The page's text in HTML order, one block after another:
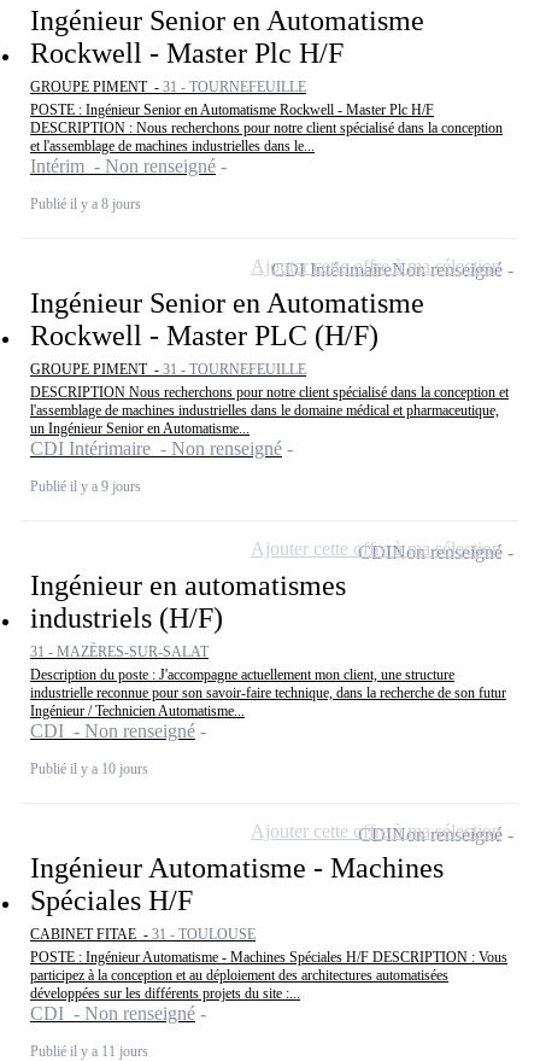
Ingénieur Senior en Automatisme
Rockwell - Master Plc H/F
GROUPE PIMENT - 31 - TOURNEFEUILLE
POSTE : Ingénieur Senior en Automatisme Rockwell - Master Plc H/F
DESCRIPTION : Nous recherchons pour notre client spécialisé dans la conception
et l'assemblage de machines industrielles dans le...
Intérim - Non renseigné
Publié il y a 8 jours
Ingénieur Senior en Automatisme
Rockwell - Master PLC (H/F)
GROUPE PIMENT - 31 - TOURNEFEUILLE
DESCRIPTION Nous recherchons pour notre client spécialisé dans la conception et
l'assemblage de machines industrielles dans le domaine médical et pharmaceutique,
un Ingénieur Senior en Automatisme...
CDI Intérimaire - Non renseigné
Publié il y a 9 jours
CDI IntérimaireNon renseigné
Ajouter cette offre à ma sélection
Ingénieur en automatismes
industriels (H/F)
31 - MAZÈRES-SUR-SALAT
Description du poste : J'accompagne actuellement mon client, une structure
industrielle reconnue pour son savoir-faire technique, dans la recherche de son futur
Ingénieur / Technicien Automatisme...
CDI - Non renseigné
Publié il y a 10 jours
CDINon renseigné
Ajouter cette offre à ma sélection
Ingénieur Automatisme - Machines
Spéciales H/F
CABINET FITAE - 31 - TOULOUSE
POSTE : Ingénieur Automatisme - Machines Spéciales H/F DESCRIPTION : Vous
participez à la conception et au déploiement des architectures automatisées
développées sur les différents projets du site :...
CDI - Non renseigné
Publié il y a 11 jours
CDINon renseigné
Ajouter cette offre à ma sélection